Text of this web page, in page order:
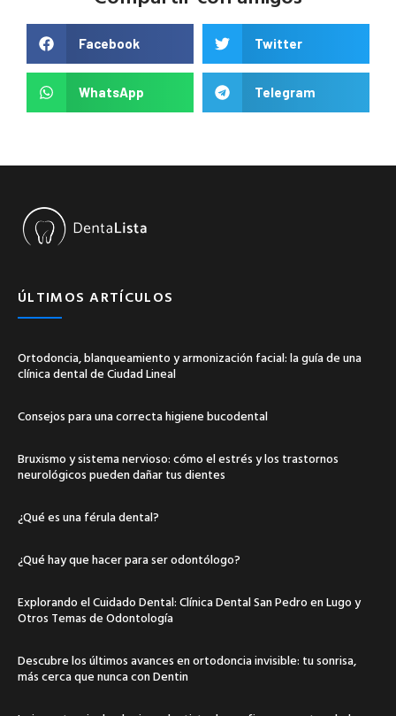
Facebook Twitter
WhatsApp Telegram
ÚLTIMOS ARTÍCULOS
Ortodoncia, blanqueamiento y armonización facial: la guía de una
clínica dental de Ciudad Lineal
Consejos para una correcta higiene bucodental
Bruxismo y sistema nervioso: cómo el estrés y los trastornos
neurológicos pueden dañar tus dientes
¿Qué es una férula dental?
¿Qué hay que hacer para ser odontólogo?
Explorando el Cuidado Dental: Clínica Dental San Pedro en Lugo y
Otros Temas de Odontología
Descubre los últimos avances en ortodoncia invisible: tu sonrisa,
más cerca que nunca con Dentin